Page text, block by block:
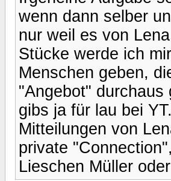
wenn dann selber
nur weil es von
Stücke werde ich
Menschen geben,
"Angebot" durchaus
gibs ja für lau bei
Mitteilungen von
private
Lieschen Müller